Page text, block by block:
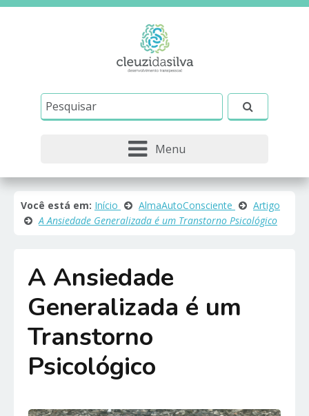
Menu
Você está em: Início AlmaAutoConsciente
Artigo
A Ansiedade Generalizada é um Transtorno Psicológico
A Ansiedade
Generalizada é um
Transtorno
Psicológico
para lembrar e entender como você usa nosso
site, analisar seu uso de nossos produtos e
serviços, ajudar com nossos esforços de
marketing e fornecer conteúdo de terceiros. Leia
Política de Cookies e Privacidade.